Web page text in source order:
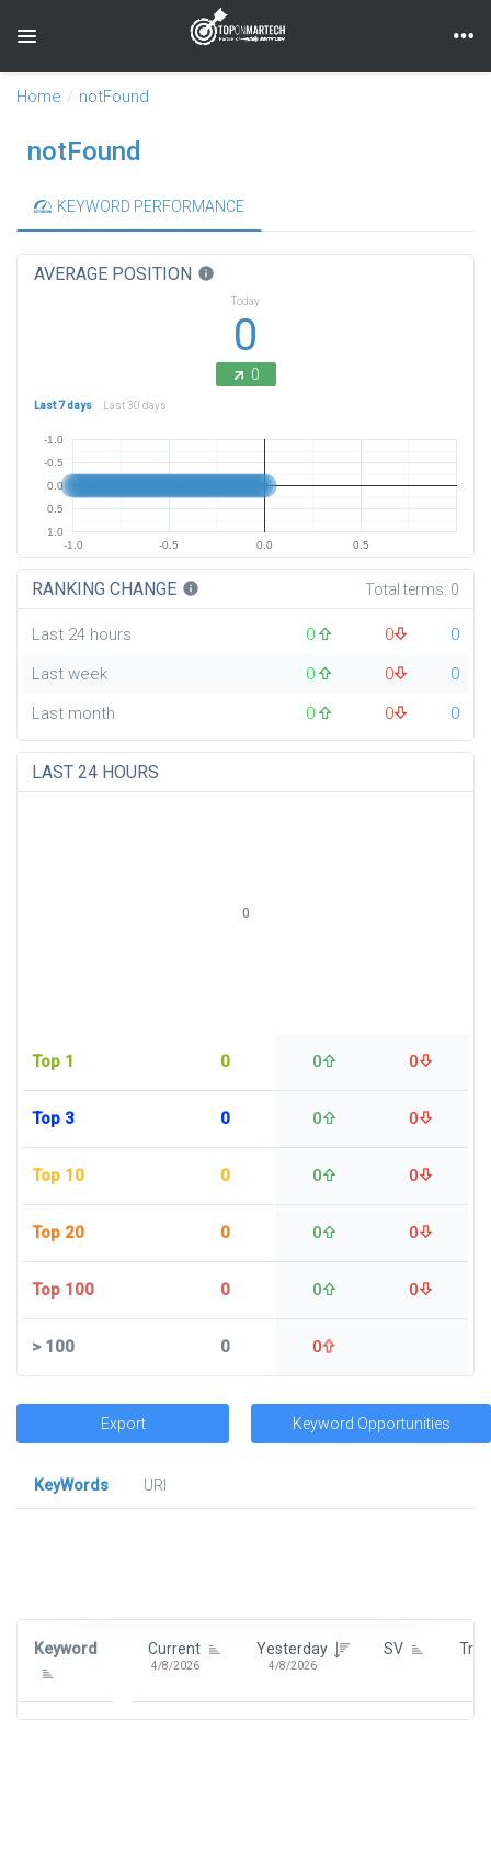
Toggle navigation
Home notFound
notFound
KEYWORD PERFORMANCE
AVERAGE POSITION info
Today
0
0
Last 7 days Last 30 days
-1.0 -0.5 0.0 0.5
-1.0
-0.5
0.0
0.5
1.0
RANKING CHANGE info Total terms: 0
Last 24 hours 0 0
0
Last week
0 0
0
Last month
0 0 0
LAST 24 HOURS
Top 1 0 0 0
Top 3 0 0 0
Top 10 0 0 0
Top 20 0 0 0
Top 100 0 0 0
>100 0 0
0
Export Keyword Opportunities
KeyWords
URl
Keyword Current
4/8/2026
Yesterday
4/8/2026
SV